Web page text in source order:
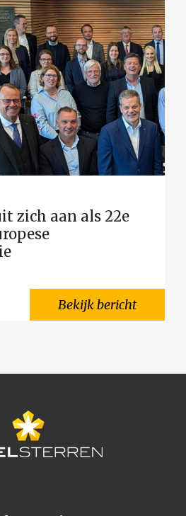
zich aan als 22e
Bekijk bericht